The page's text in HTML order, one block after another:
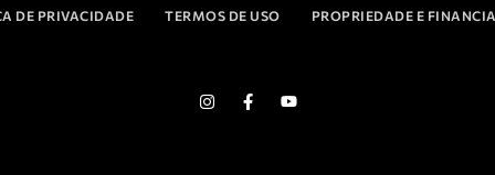
DE PRIVACIDADE TERMOS DE USO PROPRIEDADE E